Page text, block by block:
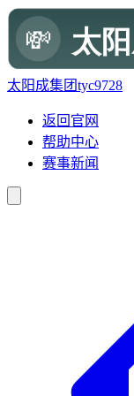
太阳成集团tyc9728
返回官网
帮助中心
赛事新闻